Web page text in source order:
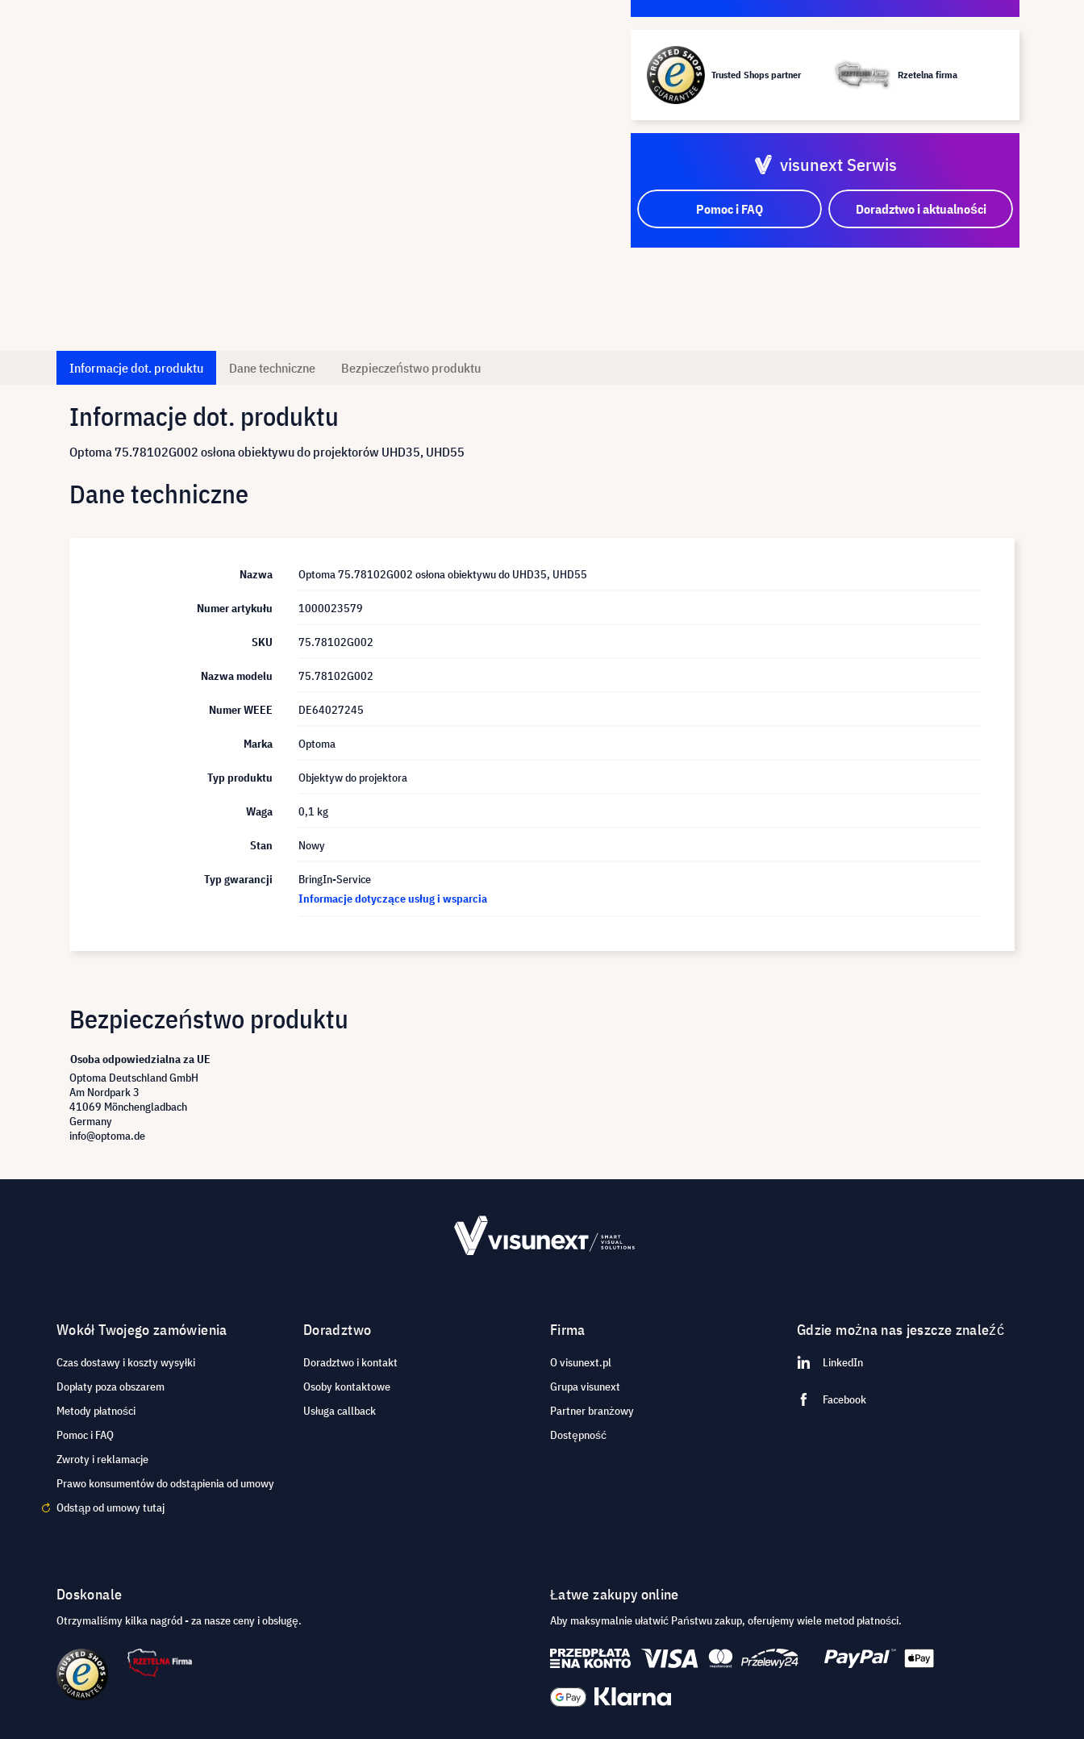
Trusted Shops partner Rzetelna firma
visunext Serwis
Pomoc i FAQ Doradztwo i aktualności
Informacje dot. produktu Dane techniczne Bezpieczeństwo produktu
Informacje dot. produktu
Optoma 75.78102G002 osłona obiektywu do projektorów UHD35, UHD55
Dane techniczne
Nazwa Optoma 75.78102G002 osłona obiektywu do UHD35, UHD55
Numer artykułu 1000023579
SKU 75.78102G002
Nazwa modelu 75.78102G002
Numer WEEE DE64027245
Marka Optoma
Typ produktu Objektyw do projektora
Waga 0,1 kg
Stan Nowy
Typ gwarancji
BringIn-Service
Informacje dotyczące usług i wsparcia
Bezpieczeństwo produktu
Osoba odpowiedzialna za UE
Optoma Deutschland GmbH
Am Nordpark 3
41069 Mönchengladbach
Germany
info@optoma.de
Wokół Twojego zamówienia
Czas dostawy i koszty wysyłki
Dopłaty poza obszarem
Metody płatności
Pomoc i FAQ
Zwroty i reklamacje
Prawo konsumentów do odstąpienia od umowy
Odstąp od umowy tutaj
Doradztwo
Doradztwo i kontakt
Osoby kontaktowe
Usługa callback
Firma
O visunext.pl
Grupa visunext
Partner branżowy
Dostępność
Gdzie można nas jeszcze znaleźć
LinkedIn
Facebook
Doskonale
Otrzymaliśmy kilka nagród - za nasze ceny i obsługę.
Łatwe zakupy online
Aby maksymalnie ułatwić Państwu zakup, oferujemy wiele metod płatności.